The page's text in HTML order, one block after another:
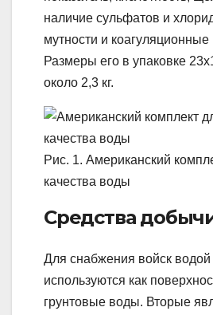
наличие сульфатов и
мутности и
Размеры его в упаковке
около 2,3 кг.
Рис. 1. Американский
качества воды
Средства
Для снабжения войск
используются как
грунтовые воды. Вторые